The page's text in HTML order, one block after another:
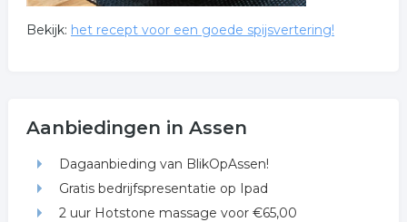
Bekijk: het recept voor een goede spijsvertering!
Aanbiedingen in Assen
Dagaanbieding van BlikOpAssen!
Gratis bedrijfspresentatie op Ipad
2 uur Hotstone massage voor €65,00